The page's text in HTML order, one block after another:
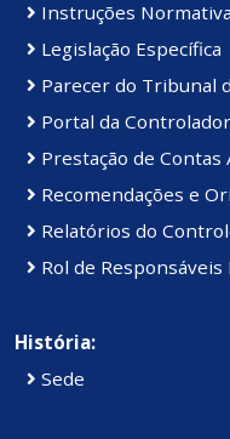
Instruções
Legislação Específica
Parecer do Tribunal
Portal da
Prestação de Contas
Recomendações e
Relatórios do
Rol de Responsáveis
História:
Sede